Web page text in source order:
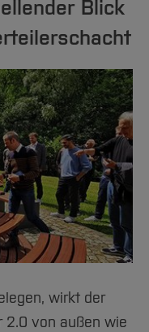
Blick
wirkt der
2.0 von außen wie